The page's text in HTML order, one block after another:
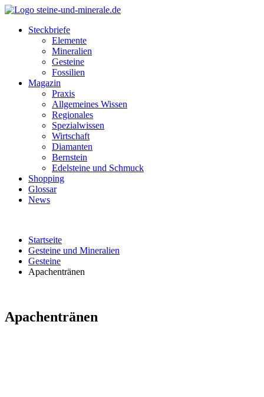
Steckbriefe
Elemente
Mineralien
Gesteine
Fossilien
Magazin
Praxis
Allgemeines Wissen
Regionales
Spezialwissen
Wirtschaft
Diamanten
Bernstein
Edelsteine und Schmuck
Shopping
Glossar
News
Startseite
Gesteine und Mineralien
Gesteine
Apachentränen
Apachentränen